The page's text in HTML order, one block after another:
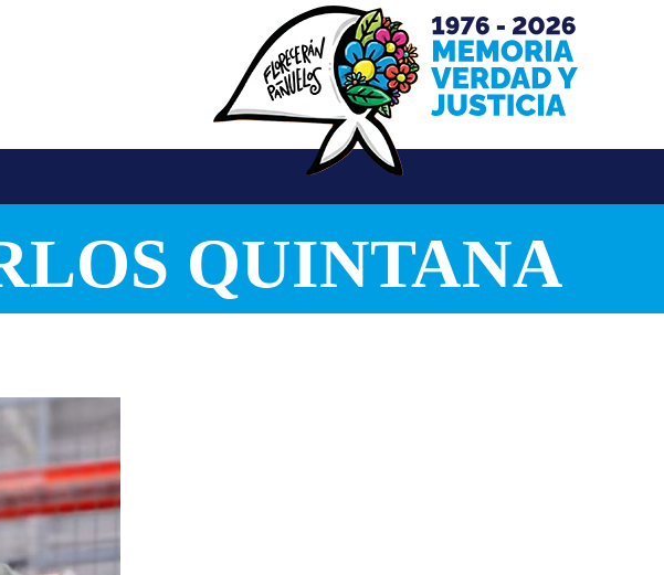
QUINTANA